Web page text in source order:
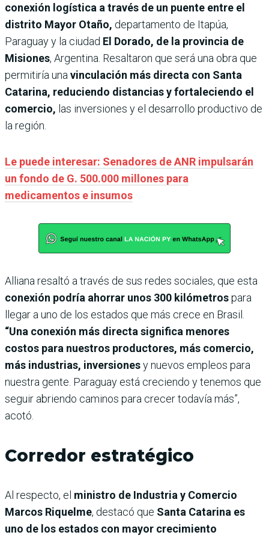
conexión logística a través de un puente entre el
distrito Mayor Otaño, departamento de Itapúa,
Paraguay y la ciudad El Dorado, de la provincia de
Misiones, Argentina. Resaltaron que será una obra que
permitiría una vinculación más directa con Santa
Catarina, reduciendo distancias y fortaleciendo el
comercio, las inversiones y el desarrollo productivo de
la región.
Le puede interesar: Senadores de ANR impulsarán
un fondo de G. 500.000 millones para
medicamentos e insumos
Alliana resaltó a través de sus redes sociales, que esta
conexión podría ahorrar unos 300 kilómetrospara
llegar a uno de los estados que más crece en Brasil.
“Una conexión más directa significa menores
costos para nuestros productores, más comercio,
más industrias, inversionesy nuevos empleos para
nuestra gente. Paraguay está creciendo y tenemos que
seguir abriendo caminos para crecer todavía más”,
acotó.
Corredor estratégico
Al respecto, el ministro de Industria y Comercio
Marcos Riquelme, destacó que Santa Catarina es
uno de los estados con mayor crecimiento